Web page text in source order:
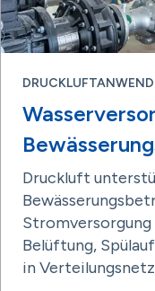
Druckluft
Belüftung,
in